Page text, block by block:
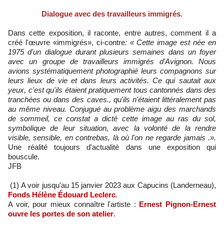
Dialogue avec des travailleurs immigrés.
Dans cette exposition, il raconte, entre autres, comment il a
créé l'œuvre «immigrés», ci-contre: « Cette image est née en
1975 d'un dialogue durant plusieurs semaines dans un foyer
avec un groupe de travailleurs immigrés d'Avignon. Nous
avions systématiquement photographié leurs compagnons sur
leurs lieux de vie et dans leurs activités. Ce qui sautait aux
yeux, c'est qu'ils étaient pratiquement tous cantonnés dans des
tranchées ou dans des caves., qu'ils n'étaient littéralement pas
au même niveau. Conjugué au problème aigu des marchands
de sommeil, ce constat a dicté cette image au ras du sol,
symbolique de leur situation, avec la volonté de la rendre
visible, sensible, en contrebas, là où l'on ne regarde jamais .».
Une réalité toujours d'actualité dans une exposition qui
bouscule.
JFB
(1) A voir jusqu'au 15 janvier 2023 aux Capucins (Landerneau),
Fonds Hélène Édouard Leclerc.
A voir, pour mieux connaître l'artiste : Ernest Pignon-Ernest
ouvre les portes de son atelier.